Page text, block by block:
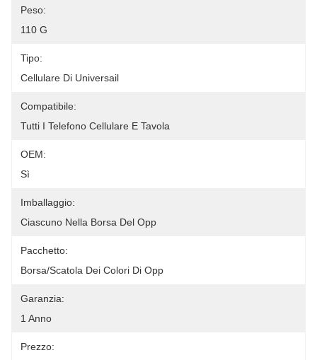
Peso:
110 G
Tipo:
Cellulare Di Universail
Compatibile:
Tutti I Telefono Cellulare E Tavola
OEM:
Sì
Imballaggio:
Ciascuno Nella Borsa Del Opp
Pacchetto:
Borsa/scatola Dei Colori Di Opp
Garanzia:
1 Anno
Prezzo: